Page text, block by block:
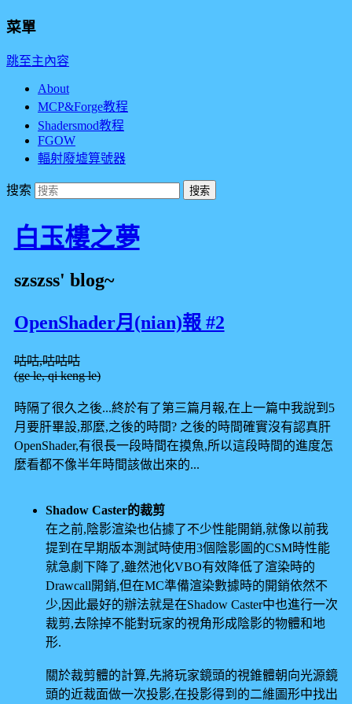
菜單
跳至主內容
About
MCP&Forge教程
Shadersmod教程
FGOW
輻射廢墟算號器
搜索
白玉樓之夢
szszss' blog~
OpenShader月(nian)報 #2
咕咕,咕咕咕
(ge le, qi keng le)
時隔了很久之後...終於有了第三篇月報,在上一篇中我說到5
月要肝畢設,那麼,之後的時間? 之後的時間確實沒有認真肝
OpenShader,有很長一段時間在摸魚,所以這段時間的進度怎
麼看都不像半年時間該做出來的...
Shadow Caster的裁剪
在之前,陰影渲染也佔據了不少性能開銷,就像以前我
提到在早期版本測試時使用3個陰影圖的CSM時性能
就急劇下降了,雖然池化VBO有效降低了渲染時的
Drawcall開銷,但在MC準備渲染數據時的開銷依然不
少,因此最好的辦法就是在Shadow Caster中也進行一次
裁剪,去除掉不能對玩家的視角形成陰影的物體和地
形.
關於裁剪體的計算,先將玩家鏡頭的視錐體朝向光源鏡
頭的近裁面做一次投影,在投影得到的二維圖形中找出